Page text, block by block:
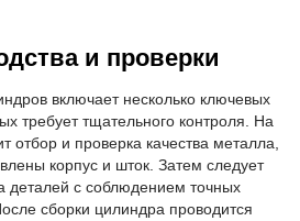
и проверки
включает несколько ключевых
требует тщательного контроля. На
отбор и проверка качества металла,
корпус и шток. Затем следует
деталей с соблюдением точных
сборки цилиндра проводится